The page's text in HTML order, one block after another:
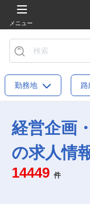
メニュー
勤務地 路
経営企画
の求人情
14449 件